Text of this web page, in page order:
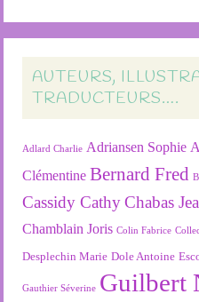
AUTEURS,
TRADUCTEURS….
Adlard Charlie Adriansen Sophie
Clémentine Bernard Fred
Cassidy Cathy Chabas
Chamblain Joris Colin Fabrice
Desplechin Marie Dole Antoine
Gauthier Séverine Guilbert